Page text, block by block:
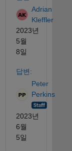
Adrian
Kleffler
2023년
5월
8일
답변:
Peter
Perkins
2023년
6월
5일